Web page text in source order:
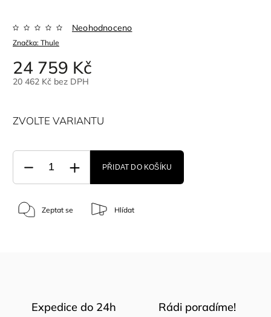
Značka: Thule
Neohodnoceno
24 759 Kč
20 462 Kč bez DPH
ZVOLTE VARIANTU
PŘIDAT DO KOŠÍKU
Zeptat se Hlídat
Expedice do 24h Rádi poradíme!